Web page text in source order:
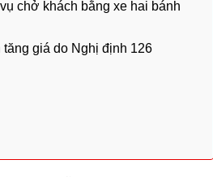
chở khách bằng xe hai bánh
giá do Nghị định 126